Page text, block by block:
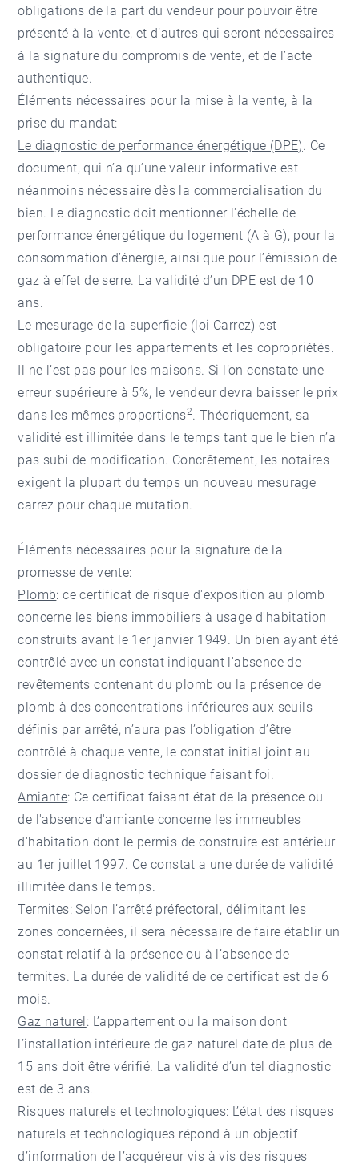
obligations de la part du vendeur pour pouvoir être
présenté à la vente, et d’autres qui seront nécessaires
à la signature du compromis de vente, et de l’acte
authentique.
Éléments nécessaires pour la mise à la vente, à la
prise du mandat:
Le diagnostic de performance énergétique (DPE). Ce
document, qui n’a qu’une valeur informative est
néanmoins nécessaire dès la commercialisation du
bien. Le diagnostic doit mentionner l'échelle de
performance énergétique du logement (A à G), pour la
consommation d’énergie, ainsi que pour l’émission de
gaz à effet de serre. La validité d’un DPE est de 10
ans.
Le mesurage de la superficie (loi Carrez) est
obligatoire pour les appartements et les copropriétés.
Il ne l’est pas pour les maisons. Si l’on constate une
erreur supérieure à 5%, le vendeur devra baisser le prix
dans les mêmes proportions2. Théoriquement, sa
validité est illimitée dans le temps tant que le bien n’a
pas subi de modification. Concrêtement, les notaires
exigent la plupart du temps un nouveau mesurage
carrez pour chaque mutation.
Éléments nécessaires pour la signature de la
promesse de vente:
Plomb: ce certificat de risque d'exposition au plomb
concerne les biens immobiliers à usage d'habitation
construits avant le 1er janvier 1949. Un bien ayant été
contrôlé avec un constat indiquant l'absence de
revêtements contenant du plomb ou la présence de
plomb à des concentrations inférieures aux seuils
définis par arrêté, n’aura pas l’obligation d’être
contrôlé à chaque vente, le constat initial joint au
dossier de diagnostic technique faisant foi.
Amiante: Ce certificat faisant état de la présence ou
de l'absence d'amiante concerne les immeubles
d'habitation dont le permis de construire est antérieur
au 1er juillet 1997. Ce constat a une durée de validité
illimitée dans le temps.
Termites: Selon l’arrêté préfectoral, délimitant les
zones concernées, il sera nécessaire de faire établir un
constat relatif à la présence ou à l’absence de
termites. La durée de validité de ce certificat est de 6
mois.
Gaz naturel: L’appartement ou la maison dont
l’installation intérieure de gaz naturel date de plus de
15 ans doit être vérifié. La validité d’un tel diagnostic
est de 3 ans.
Risques naturels et technologiques: L’état des risques
naturels et technologiques répond à un objectif
d’information de l’acquéreur vis à vis des risques